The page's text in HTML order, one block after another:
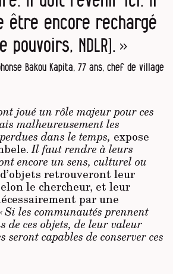
être encore rechargé
pouvoirs, NDLR]. »
Bakou Kapita, 77 ans, chef de village
joué un rôle majeur pour ces
malheureusement les
dans le temps, expose
Il faut rendre à leurs
encore un sens, culturel ou
retrouveront leur
le chercheur, et leur
par une
Si les communautés prennent
de ces objets, de leur valeur
capables de conserver ces